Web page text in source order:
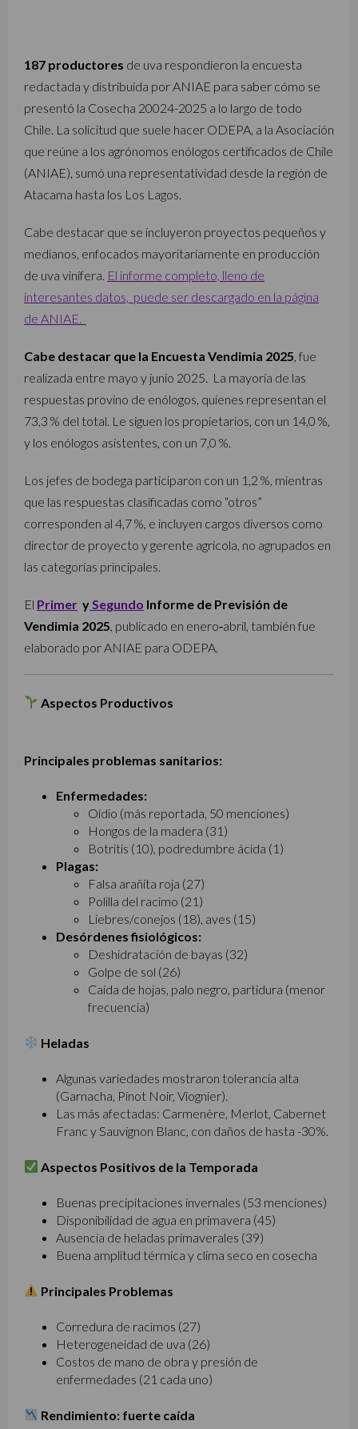
187 productores de uva respondieron la encuesta
redactada y distribuida por ANIAE para saber cómo se
presentó la Cosecha 20024-2025 a lo largo de todo
Chile. La solicitud que suele hacer ODEPA, a la Asociación
que reúne a los agrónomos enólogos certificados de Chile
(ANIAE), sumó una representatividad desde la región de
Atacama hasta los Los Lagos.
Cabe destacar que se incluyeron proyectos pequeños y
medianos, enfocados mayoritariamente en producción
de uva vinífera. El informe completo, lleno de
interesantes datos, puede ser descargado en la página
de ANIAE.
Cabe destacar que la Encuesta Vendimia 2025 , fue
realizada entre mayo y junio 2025.
La mayoría de las
respuestas provino de enólogos, quienes representan el
73,3 % del total. Le siguen los propietarios, con un 14,0 %,
y los enólogos asistentes, con un 7,0 %.
Los jefes de bodega participaron con un 1,2 %, mientras
que las respuestas clasificadas como “otros”
corresponden al 4,7 %, e incluyen cargos diversos como
director de proyecto y gerente agrícola, no agrupados en
las categorías principales.
El Primer y Segundo Informe de Previsión de
Vendimia 2025 , publicado en enero‑abril, también fue
elaborado por ANIAE para ODEPA.
Aspectos Productivos
Principales problemas sanitarios:
Enfermedades:
Oídio (más reportada, 50 menciones)
Hongos de la madera (31)
Botritis (10), podredumbre ácida (1)
Plagas:
Falsa arañita roja (27)
Polilla del racimo (21)
Liebres/conejos (18), aves (15)
Desórdenes fisiológicos:
Deshidratación de bayas (32)
Golpe de sol (26)
Caída de hojas, palo negro, partidura (menor
frecuencia)
Heladas
Algunas variedades mostraron tolerancia alta
(Garnacha, Pinot Noir, Viognier).
Las más afectadas: Carmenère, Merlot, Cabernet
Franc y Sauvignon Blanc, con daños de hasta -30%.
Aspectos Positivos de la Temporada
Buenas precipitaciones invernales (53 menciones)
Disponibilidad de agua en primavera (45)
Ausencia de heladas primaverales (39)
Buena amplitud térmica y clima seco en cosecha
Principales Problemas
Corredura de racimos (27)
Heterogeneidad de uva (26)
Costos de mano de obra y presión de
enfermedades (21 cada uno)
Rendimiento: fuerte caída